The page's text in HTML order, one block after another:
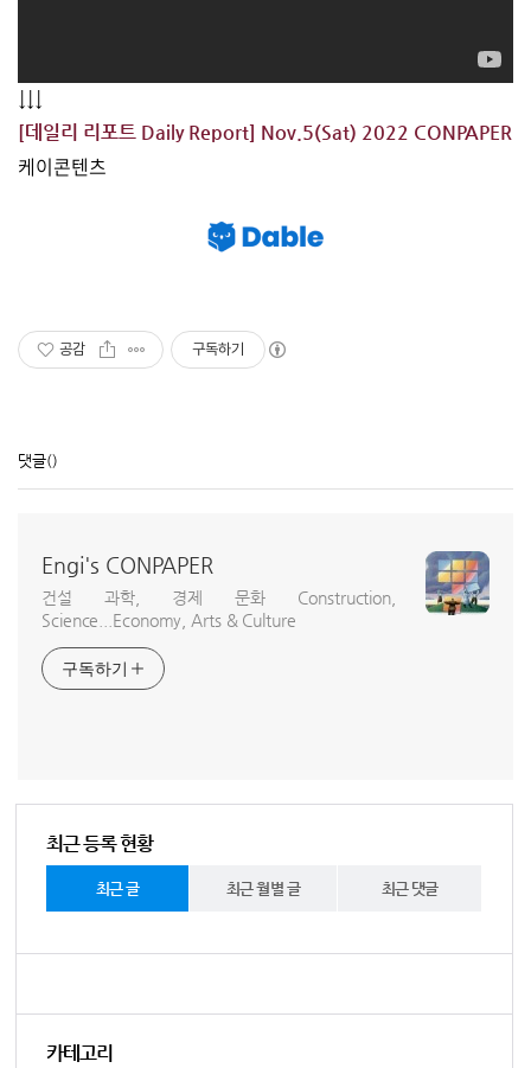
[데일리 리포트 Daily Report] Nov.5(Sat) 2022 CONPAPER
케이콘텐츠
공감 구독하기
댓글()
Engi's CONPAPER
건설 과학, 경제 문화 Construction,
Science...Economy, Arts & Culture
구독하기
최근 등록 현황
최근 글 최근 월별 글 최근 댓글
카테고리